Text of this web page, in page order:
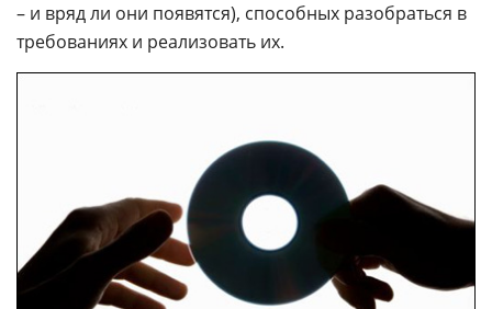
– и вряд ли они появятся), способных разобраться в
требованиях и реализовать их.